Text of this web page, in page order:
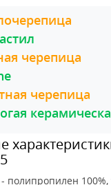
черепица
черепица
полипропилен 100%,